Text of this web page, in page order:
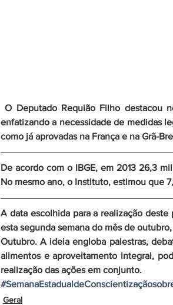
O Deputado Requião Filho destacou no projeto a urgência de atenção para o problema no Estado,
enfatizando a necessidade de medidas
como já aprovadas na França e na Grã-
De acordo com o IBGE, em 2013 26,3
No mesmo ano, o Instituto, estimou que
A data escolhida para a realização
esta segunda semana do mês de
Outubro. A ideia engloba palestras,
alimentos e aproveitamento integral,
realização das ações em conjunto.
Geral